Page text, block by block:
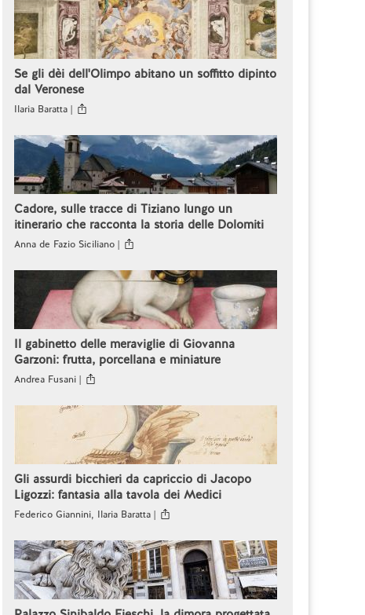
Se gli dèi dell'Olimpo abitano un soffitto dipinto
dal Veronese
Ilaria Baratta |
Cadore, sulle tracce di Tiziano lungo un
itinerario che racconta la storia delle Dolomiti
Anna de Fazio Siciliano |
Il gabinetto delle meraviglie di Giovanna
Garzoni: frutta, porcellana e miniature
Andrea Fusani |
Gli assurdi bicchieri da capriccio di Jacopo
Ligozzi: fantasia alla tavola dei Medici
Federico Giannini, Ilaria Baratta |